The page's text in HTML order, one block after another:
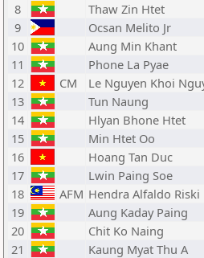
8
Thaw Zin Htet
9
Ocsan Melito Jr
10
Aung Min Khant
11
Phone La Pyae
12
CM Le Nguyen Khoi
13
Tun Naung
14
Hlyan Bhone Htet
15
Min Htet Oo
16
Hoang Tan Duc
17
Lwin Paing Soe
18
AFM Hendra Alfaldo Riski
19
Aung Kaday Paing
20
Chit Ko Naing
21
Kaung Myat Thu A